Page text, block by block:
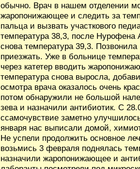
обычно. Врач в нашем отделении
жаропонижающее и следить за
пальца и вызвать участкового
температура 38,3, после Нурофена
снова температура 39,3.
приезжать. Уже в больнице
через катетер вводить
температура снова выросла,
осмотра врача оказалось очень
потом обнаружили не большой
зева и назначили антибиотик. С
ссамочувствие заметно
января нас выписали домой,
Не успели продолжить основное
возьмись 3 февраля поднялась
назначили жаропонижающее и